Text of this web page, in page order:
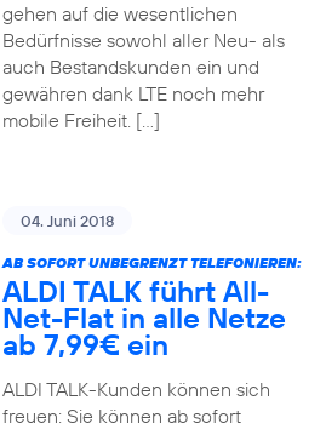
gehen auf die wesentlichen
Bedürfnisse sowohl aller Neu- als
auch Bestandskunden ein und
gewähren dank LTE noch mehr
mobile Freiheit. […]
04. Juni 2018
AB SOFORT UNBEGRENZT TELEFONIEREN:
ALDI TALK führt All-
Net-Flat in alle Netze
ab 7,99€ ein
ALDI TALK-Kunden können sich
freuen: Sie können ab sofort